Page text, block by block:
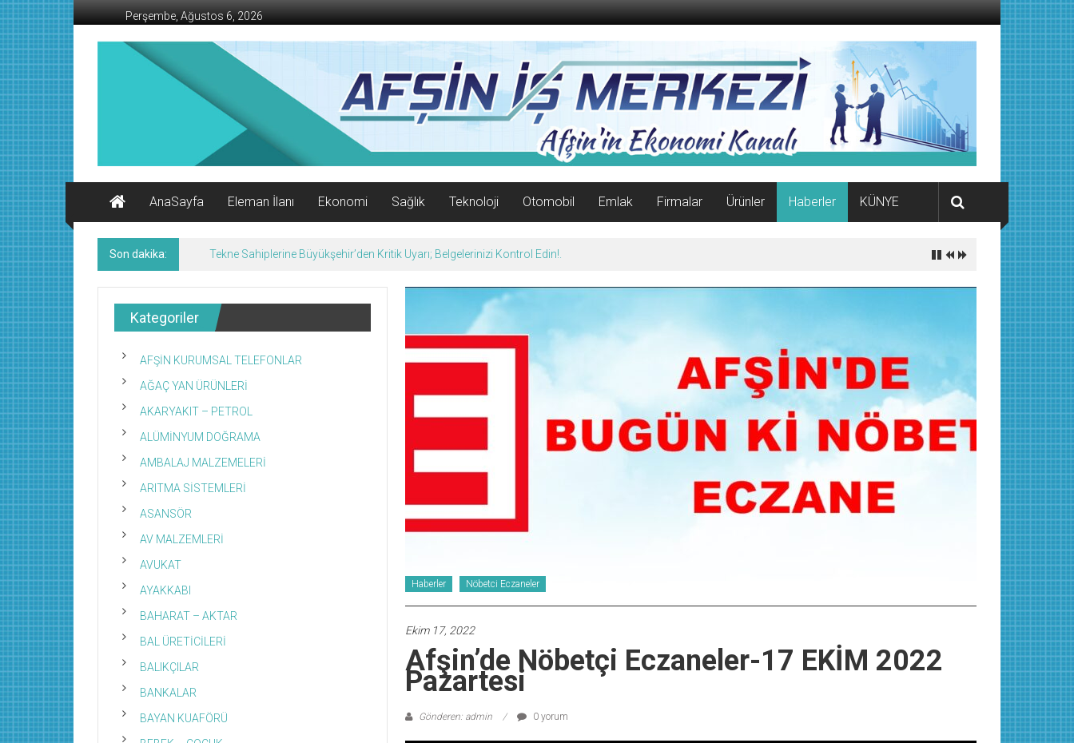
İçeriğe
geç
Perşembe, Ağustos 6, 2026
AFŞİN
Ekonomi
Kanalı
AnaSayfa
Eleman İlanı Ekonomi Sağlık Teknoloji Otomobil Emlak Firmalar Ürünler Haberler KÜNYE
Son dakika: Tekne Sahiplerine Büyükşehir’den Kritik Uyarı; Belgelerinizi Kontrol Edin!.
Haberler Nöbetci Eczaneler
Ekim 17, 2022
Afşin’de Nöbetçi Eczaneler-17 EKİM 2022
Pazartesi
Gönderen: admin 0 yorum
Kategoriler
AFŞİN KURUMSAL TELEFONLAR
AĞAÇ YAN ÜRÜNLERİ
AKARYAKIT – PETROL
ALÜMİNYUM DOĞRAMA
AMBALAJ MALZEMELERİ
ARITMA SİSTEMLERİ
ASANSÖR
AV MALZEMLERİ
AVUKAT
AYAKKABI
BAHARAT – AKTAR
BAL ÜRETİCİLERİ
BALIKÇILAR
BANKALAR
BAYAN KUAFÖRÜ